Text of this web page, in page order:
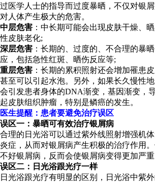
过医学人士的指导而过度暴晒，不仅对银
对人体产生极大的危害。
中层危害 ：中长期可能会出现皮肤干燥、
性皮肤老化;
深层危害 ：长期的、过度的、不合理的暴
应，包括急性红斑、晒伤反应等;
重层危害 ：长期的累积照射还会增加罹患
甚至可以引起水泡。另外，如果长久慢性
会引发患者身体的DNA渐变，基因渐变，
起皮肤组织肿瘤，特别是鳞癌的发生。
医生提醒：患者要避免治疗误区
误区一：暴晒可有效治疗银屑病
合理的日光浴可以通过紫外线照射增强机
炎症，从而对银屑病产生积极的治疗作用
不好银屑病，反而会使银屑病变得更加严重
误区二：日光浴跟光疗一样
日光浴跟光疗有明显的区别，日光浴中紫